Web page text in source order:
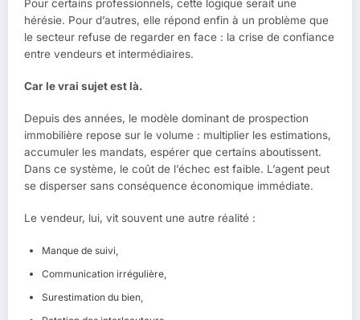
Pour certains professionnels, cette logique serait une
hérésie. Pour d’autres, elle répond enfin à un problème que
le secteur refuse de regarder en face : la crise de confiance
entre vendeurs et intermédiaires.
Car le vrai sujet est là.
Depuis des années, le modèle dominant de prospection
immobilière repose sur le volume : multiplier les estimations,
accumuler les mandats, espérer que certains aboutissent.
Dans ce système, le coût de l’échec est faible. L’agent peut
se disperser sans conséquence économique immédiate.
Le vendeur, lui, vit souvent une autre réalité :
Manque de suivi,
Communication irrégulière,
Surestimation du bien,